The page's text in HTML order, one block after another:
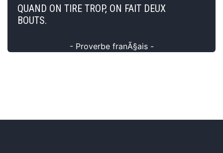
QUAND ON TIRE TROP, ON FAIT DEUX
BOUTS.
- Proverbe franÃ§ais -